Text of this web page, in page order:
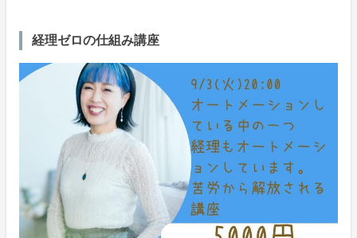
経理ゼロの仕組み講座